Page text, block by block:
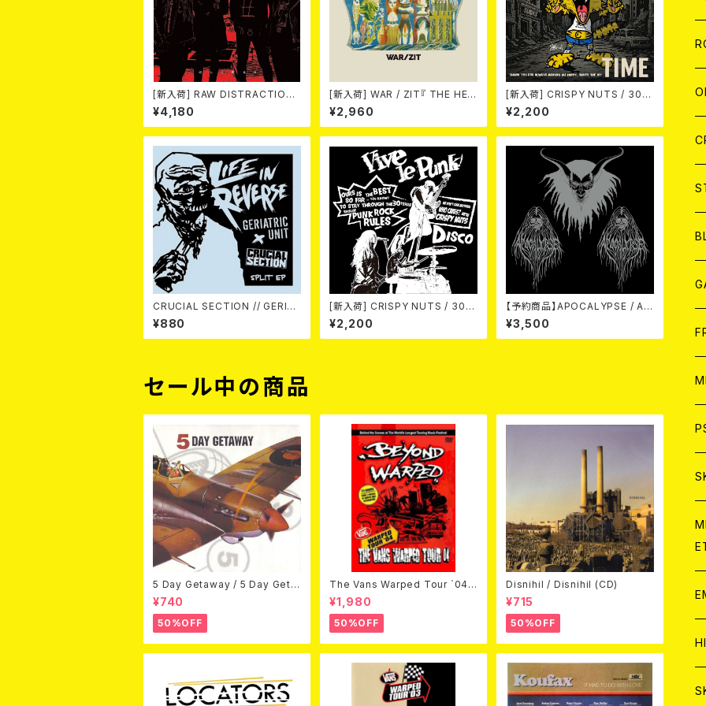
[新入荷] RAW DISTRACTIONS
/ 奇しく燃える (LP)
¥4,180
[新入荷] WAR / ZIT『 THE HEC
K( 12") 』
¥2,960
[新入荷] CRISPY NUTS / 30th
Anniversary Vol.1 (7"EP)
¥2,200
CRUCIAL SECTION // GERIAT
RIC UNIT / Life In Reverse
¥880
[新入荷] CRISPY NUTS / 30th
Anniversary Vol.2 (7"EP)
¥2,200
【予約商品】APOCALYPSE / AP
OCALYPSE(US Version) LP
【11月入荷予定】
¥3,500
セール中の商品
5 Day Getaway / 5 Day Geta
way (CDEP)
¥740
50%OFF
The Vans Warped Tour `04
Beyond Warped (国内盤DVD)
¥1,980
50%OFF
Disnihil / Disnihil (CD)
¥715
50%OFF
CD
CD
CD